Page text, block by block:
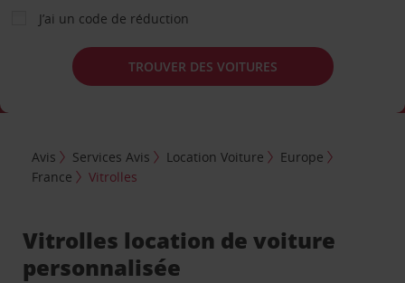
J’ai un code de réduction
TROUVER DES VOITURES
Avis Services Avis Location Voiture
Europe
France
Vitrolles
Vitrolles location de voiture
personnalisée